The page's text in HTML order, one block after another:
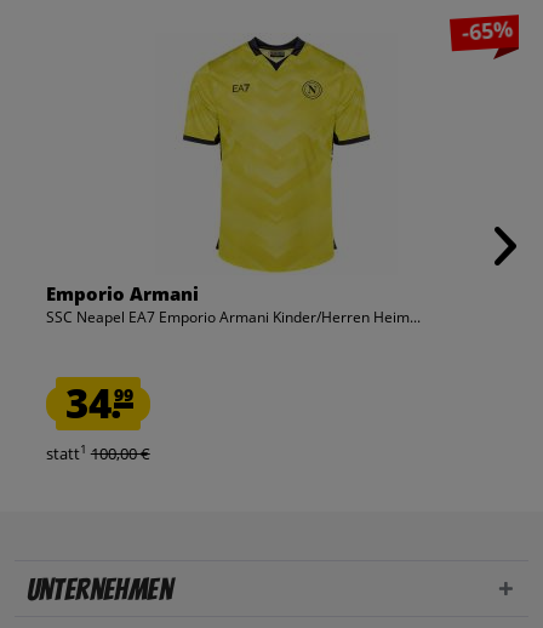
-65%
Emporio Armani
SSC Neapel EA7 Emporio Armani Kinder/Herren Heim...
34.99
statt1 100,00 €
Unternehmen